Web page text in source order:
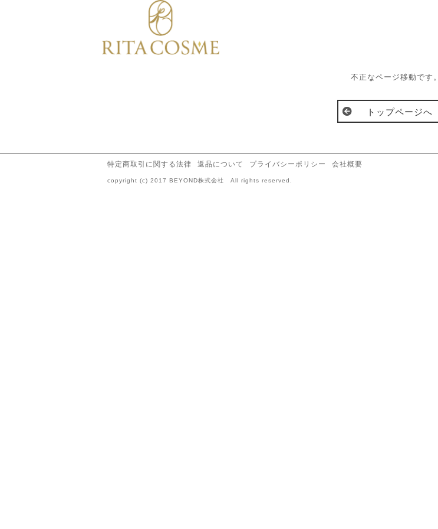
不正なページ移動です。
トップページへ
特定商取引に関する法律 返品について プライバシーポリシー 会社概要
copyright (c) 2017 BEYOND株式会社 All rights reserved.